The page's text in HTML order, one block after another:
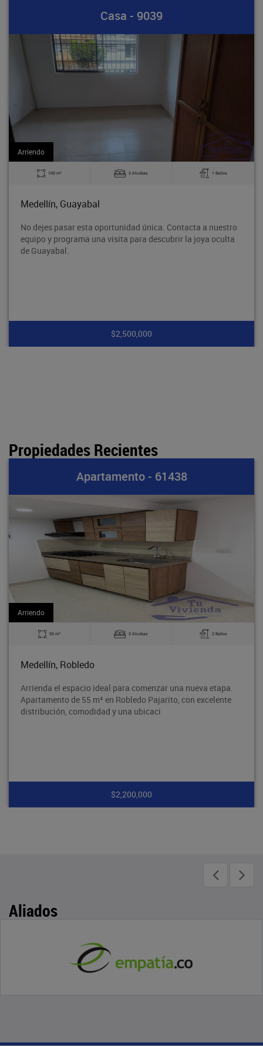
3 Alcobas 1 Baños
única. Contacta a nuestro
para descubrir la joya oculta
140 m 2
Bodega en tercer piso,
Rodeo entre la
Propiedades Recientes
- 61438
3 Alcobas 2 Baños
para comenzar una nueva etapa.
en Robledo Pajarito, con excelente
y una ubicaci
Arriendo
60 m2
Excelente
tradicional Barrio
Aliados